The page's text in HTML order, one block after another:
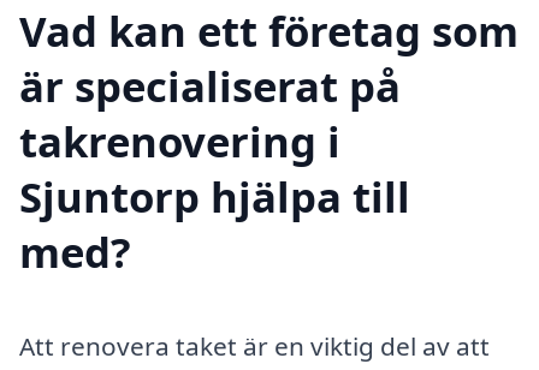
Vad kan ett företag som
är specialiserat på
takrenovering i
Sjuntorp hjälpa till
med?
Att renovera taket är en viktig del av att